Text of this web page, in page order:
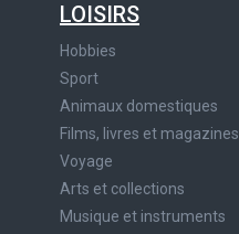
LOISIRS
Hobbies
Sport
Animaux domestiques
Films, livres et magazines
Voyage
Arts et collections
Musique et instruments